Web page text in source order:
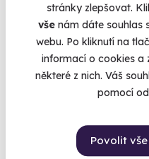
stránky zlepšovat.
vše nám dáte souhlas
webu. Po kliknutí na
informací o cookies a
některé z nich. Váš
pomocí
Povolit vše
České Budějovice
(+ 12 dalších lokalit)
1 190 Kč